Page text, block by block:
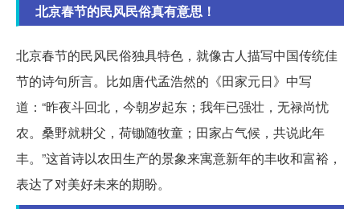
北京春节的民风民俗真有意思！
北京春节的民风民俗独具特色，就像古人描写中国传统佳
节的诗句所言。比如唐代孟浩然的《田家元日》中写
道：“昨夜斗回北，今朝岁起东；我年已强壮，无禄尚忧
农。桑野就耕父，荷锄随牧童；田家占气候，共说此年
丰。”这首诗以农田生产的景象来寓意新年的丰收和富裕，
表达了对美好未来的期盼。